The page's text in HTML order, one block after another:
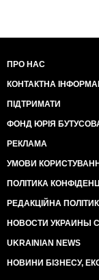
ПРО НАС
КОНТАКТНА
ПІДТРИМАТИ
ФОНД ЮРІЯ
РЕКЛАМА
УМОВИ
ПОЛІТИКА
РЕДАКЦІЙНА
НОВОСТИ УКРАИНЫ
UKRAINIAN NEWS
НОВИНИ БІЗНЕСУ,